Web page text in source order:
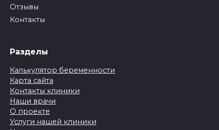
Отзывы
Контакты
Разделы
Калькулятор беременности
Карта сайта
Контакты клиники
Наши врачи
О проекте
Услуги нашей клиники